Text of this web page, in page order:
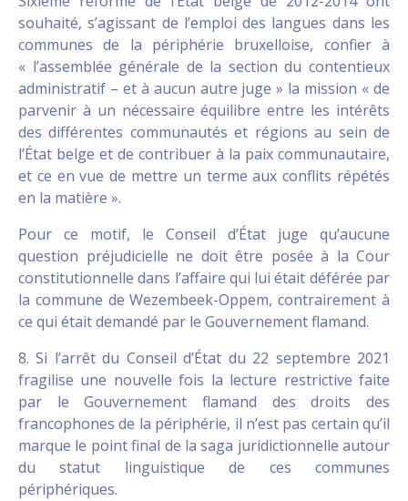
souhaité, s’agissant de l’emploi des langues dans les
communes de la périphérie bruxelloise, confier à
« l’assemblée générale de la section du contentieux
administratif – et à aucun autre juge » la mission « de
parvenir à un nécessaire équilibre entre les intérêts
des différentes communautés et régions au sein de
l’État belge et de contribuer à la paix communautaire,
et ce en vue de mettre un terme aux conflits répétés
en la matière ».
Pour ce motif, le Conseil d’État juge qu’aucune
question préjudicielle ne doit être posée à la Cour
constitutionnelle dans l’affaire qui lui était déférée par
la commune de Wezembeek-Oppem, contrairement à
ce qui était demandé par le Gouvernement flamand.
8. Si l’arrêt du Conseil d’État du 22 septembre 2021
fragilise une nouvelle fois la lecture restrictive faite
par le Gouvernement flamand des droits des
francophones de la périphérie, il n’est pas certain qu’il
marque le point final de la saga juridictionnelle autour
du statut linguistique de ces communes
périphériques.